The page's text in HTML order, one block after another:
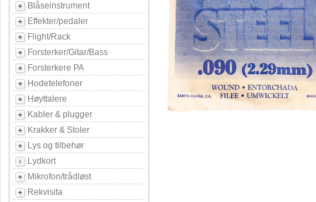
Blåseinstrument
Effekter/pedaler
Flight/Rack
Forsterker/Gitar/Bass
Forsterkere PA
Hodetelefoner
Høyttalere
Kabler & plugger
Krakker & Stoler
Lys og tilbehør
Lydkort
Mikrofon/trådløst
Rekvisita